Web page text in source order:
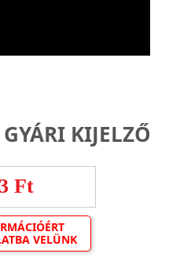
KIJELZŐ
Ft
VELÜNK